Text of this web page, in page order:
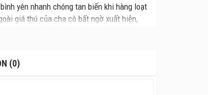
yên nhanh chóng tan biến khi hàng loạt
giá thú của cha cô bất ngờ xuất hiện,
trong quá khứ dần lộ diện, kéo cả gia
toàn quốc từ 25.10.2024.
(0)